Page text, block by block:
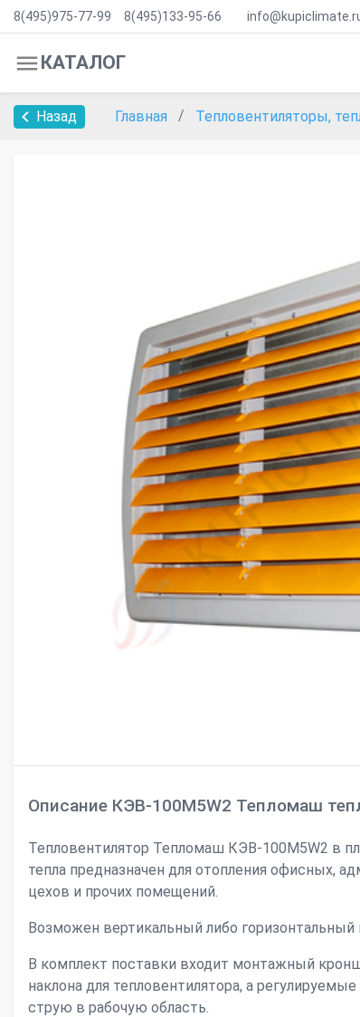
8(495)975-77-99 8(495)133-95-66
КАТАЛОГ
Назад Главная Тепловентиляторы,
Описание КЭВ-100М5W2 Тепломаш
Тепловентилятор Тепломаш КЭВ-100М5W2 в
тепла предназначен для отопления офисных,
цехов и прочих помещений.
Возможен вертикальный либо
В комплект поставки входит монтажный
наклона для тепловентилятора, а
струю в рабочую область.